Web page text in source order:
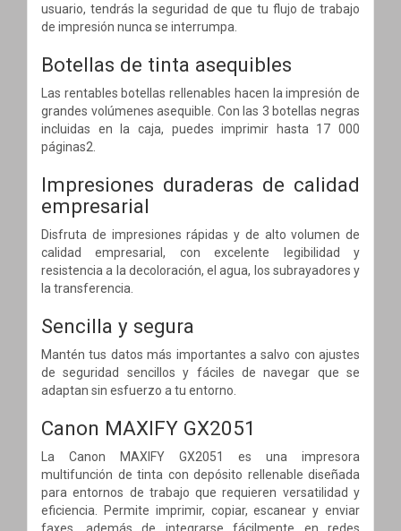
usuario, tendrás la seguridad de que tu flujo de trabajo
de impresión nunca se interrumpa.
Botellas de tinta asequibles
Las rentables botellas rellenables hacen la impresión de
grandes volúmenes asequible. Con las 3 botellas negras
incluidas en la caja, puedes imprimir hasta 17 000
páginas2.
Impresiones duraderas de calidad
empresarial
Disfruta de impresiones rápidas y de alto volumen de
calidad empresarial, con excelente legibilidad y
resistencia a la decoloración, el agua, los subrayadores y
la transferencia.
Sencilla y segura
Mantén tus datos más importantes a salvo con ajustes
de seguridad sencillos y fáciles de navegar que se
adaptan sin esfuerzo a tu entorno.
Canon MAXIFY GX2051
La Canon MAXIFY GX2051 es una impresora
multifunción de tinta con depósito rellenable diseñada
para entornos de trabajo que requieren versatilidad y
eficiencia. Permite imprimir, copiar, escanear y enviar
faxes, además de integrarse fácilmente en redes